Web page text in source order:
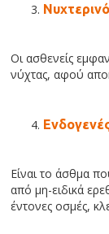
Οι ασθενείς
νύχτας, αφού
Είναι το άσθμα
από μη-ειδικά
έντονες οσμές,